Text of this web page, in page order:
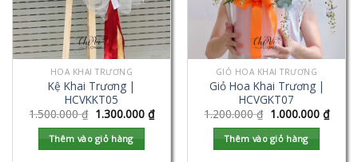
HOA KHAI TRƯƠNG
Kệ Khai Trương |
HCVKKT05
1.500.000₫ 1.300.000 ₫
Thêm vào giỏ hàng
GIỎ HOA KHAI TRƯƠNG
Giỏ Hoa Khai Trương |
HCVGKT07
1.200.000₫ 1.000.000 ₫
Thêm vào giỏ hàng